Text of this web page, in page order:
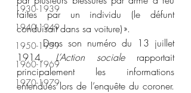
1930-1939
1940-1949
1950-1959
1960-1969
1970-1979
faites par un individu (le défunt
conduisait dans sa voiture) ».
	Dans son numéro du 13 juillet
1914, L’Action sociale rapportait
principalement les informations
entendues lors de l’enquête du coroner.